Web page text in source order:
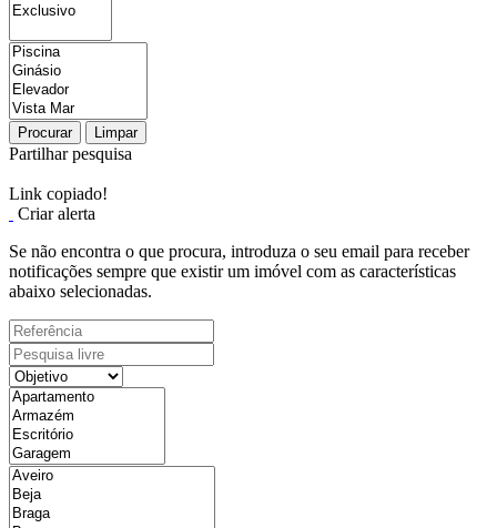
Procurar Limpar
Partilhar pesquisa
Link copiado!
Criar alerta
Se não encontra o que procura, introduza o seu email para receber
notificações sempre que existir um imóvel com as características
abaixo selecionadas.